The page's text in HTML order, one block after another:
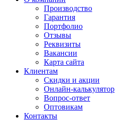
Производство
Гарантия
Портфолио
Отзывы
Реквизиты
Вакансии
Карта сайта
Клиентам
Скидки и акции
Онлайн-калькулятор
Вопрос-ответ
Оптовикам
Контакты